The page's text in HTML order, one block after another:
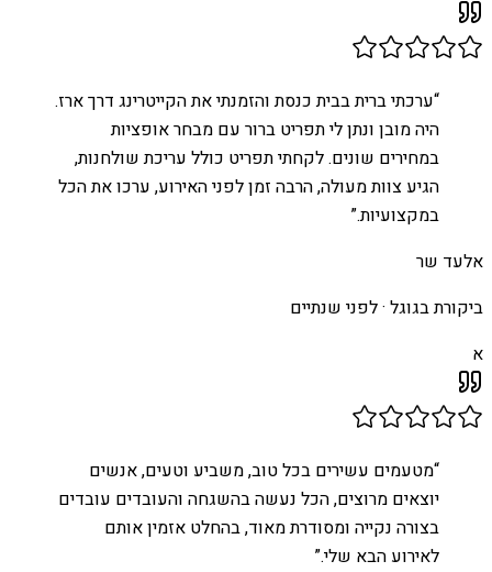
“ערכתי ברית בבית כנסת והזמנתי את הקייטרינג דרך ארז.
היה מובן ונתן לי תפריט ברור עם מבחר אופציות
במחירים שונים. לקחתי תפריט כולל עריכת שולחנות,
הגיע צוות מעולה, הרבה זמן לפני האירוע, ערכו את הכל
במקצועיות.”
אלעד שר
ביקורת בגוגל ·לפני שנתיים
א
“מטעמים עשירים בכל טוב, משביע וטעים, אנשים
יוצאים מרוצים, הכל נעשה בהשגחה והעובדים עובדים
בצורה נקייה ומסודרת מאוד, בהחלט אזמין אותם
לאירוע הבא שלי.”